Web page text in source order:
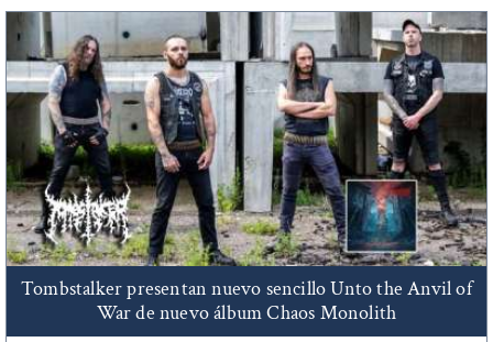
Tombstalker presentan nuevo sencillo Unto the Anvil of
War de nuevo álbum Chaos Monolith